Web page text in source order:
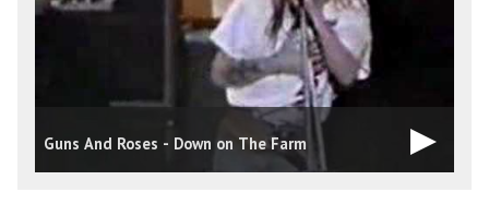
Guns And Roses - Down on The Farm